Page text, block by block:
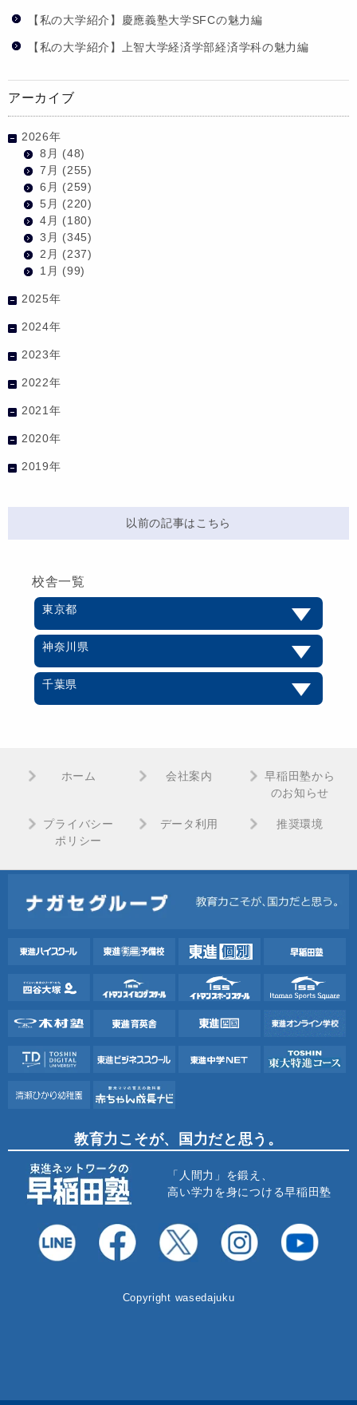
【私の大学紹介】慶應義塾大学SFCの魅力編
【私の大学紹介】上智大学経済学部経済学科の魅力編
アーカイブ
2026年
8月 (48)
7月 (255)
6月 (259)
5月 (220)
4月 (180)
3月 (345)
2月 (237)
1月 (99)
2025年
2024年
2023年
2022年
2021年
2020年
2019年
以前の記事はこちら
校舎一覧
東京都
神奈川県
千葉県
ホーム 会社案内
早稲田塾から
のお知らせ
プライバシー
ポリシー
データ利用 推奨環境
教育力こそが、国力だと思う。
「人間力」を鍛え、
高い学力を身につける早稲田塾
Copyright wasedajuku